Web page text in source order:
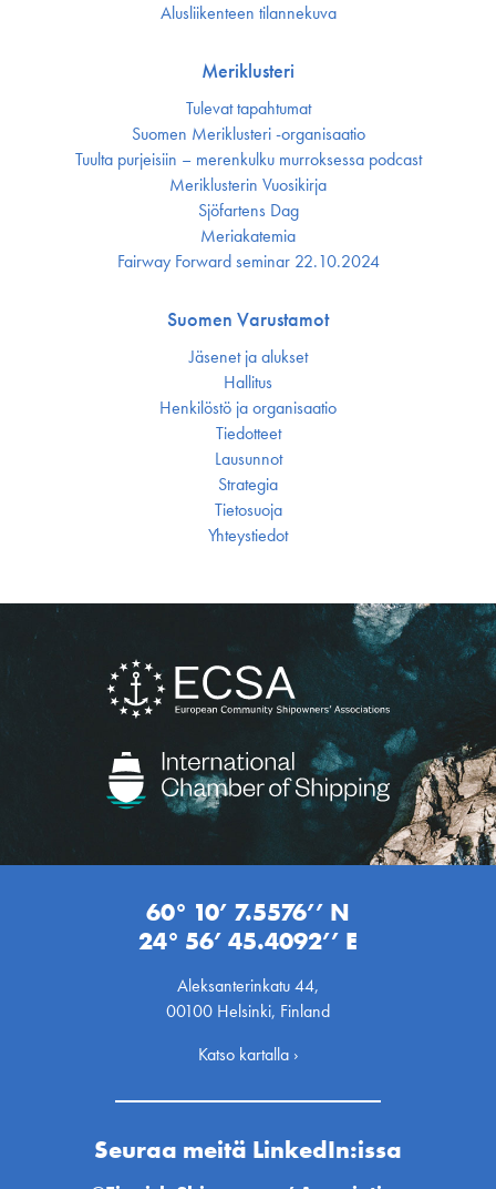
Alusliikenteen tilannekuva
Meriklusteri
Tulevat tapahtumat
Suomen Meriklusteri -organisaatio
Tuulta purjeisiin – merenkulku murroksessa podcast
Meriklusterin Vuosikirja
Sjöfartens Dag
Meriakatemia
Fairway Forward seminar 22.10.2024
Suomen Varustamot
Jäsenet ja alukset
Hallitus
Henkilöstö ja organisaatio
Tiedotteet
Lausunnot
Strategia
Tietosuoja
Yhteystiedot
60° 10’ 7.5576’’ N
24° 56’ 45.4092’’ E
Aleksanterinkatu 44,
00100 Helsinki, Finland
Katso kartalla ›
Seuraa meitä LinkedIn:issa